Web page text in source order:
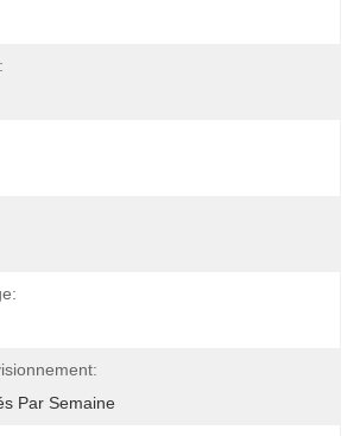
Par Semaine